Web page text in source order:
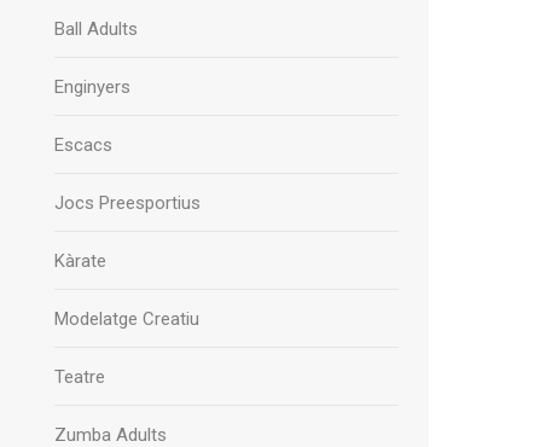
Ball Adults
Enginyers
Escacs
Jocs Preesportius
Kàrate
Modelatge Creatiu
Teatre
Zumba Adults